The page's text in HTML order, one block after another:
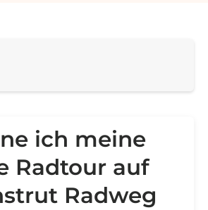
ich meine
Radtour auf
Radweg